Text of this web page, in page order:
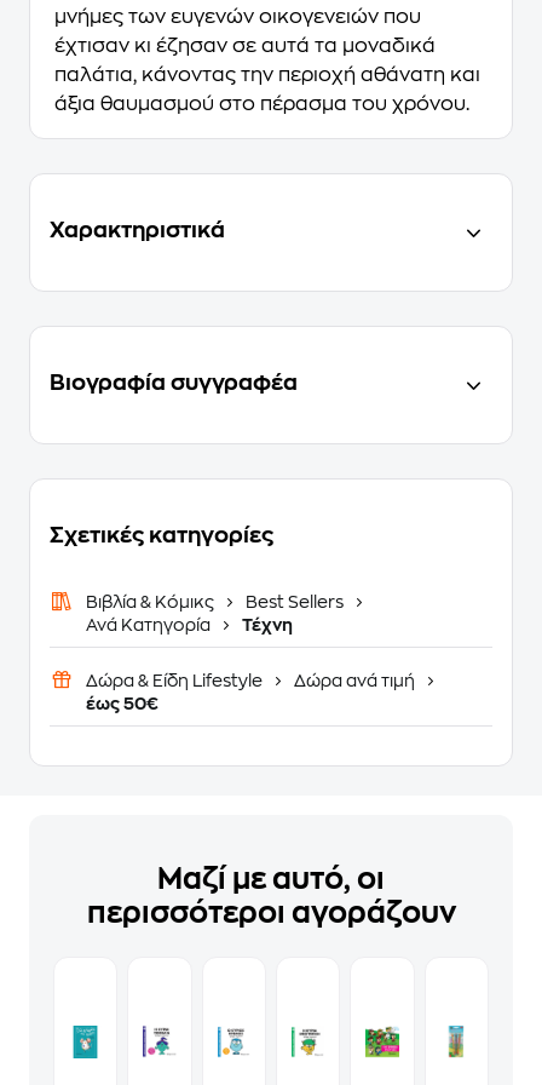
μνήμες των ευγενών οικογενειών που
έχτισαν κι έζησαν σε αυτά τα μοναδικά
παλάτια, κάνοντας την περιοχή αθάνατη και
άξια θαυμασμού στο πέρασμα του χρόνου.
Χαρακτηριστικά
Βιογραφία συγγραφέα
Σχετικές κατηγορίες
Βιβλία & Κόμικς
Best Sellers
Ανά Κατηγορία
Τέχνη
Δώρα & Είδη Lifestyle
Δώρα ανά τιμή
έως 50€
Μαζί με αυτό, οι
περισσότεροι αγοράζουν